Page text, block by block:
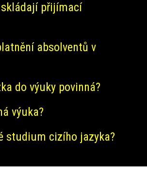
skládají přijímací
absolventů v
do výuky povinná?
výuka?
studium cizího jazyka?